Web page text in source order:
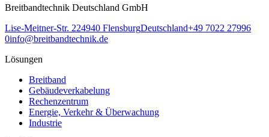
Breitbandtechnik Deutschland GmbH
Lise-Meitner-Str. 224940 FlensburgDeutschland+49 7022 27996
0info@breitbandtechnik.de
Lösungen
Breitband
Gebäudeverkabelung
Rechenzentrum
Energie, Verkehr & Überwachung
Industrie